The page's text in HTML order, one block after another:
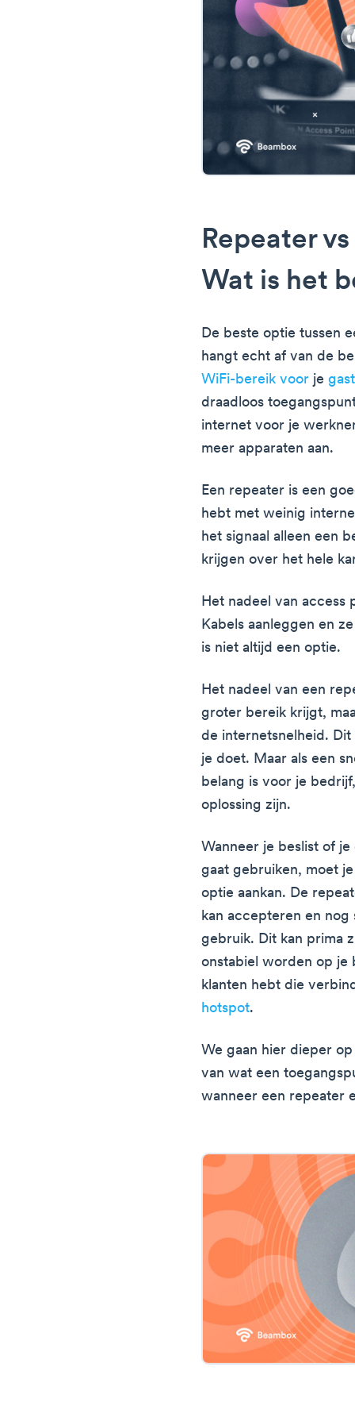
Repeater
Wat is het
De beste optie tussen
hangt echt af van de
WiFi-bereik voor je
draadloos
internet voor je
meer apparaten aan.
Een repeater is een
hebt met weinig
het signaal alleen een
krijgen over het hele
Het nadeel van access
Kabels aanleggen en
is niet altijd een optie.
Het nadeel van een
groter bereik krijgt,
de internetsnelheid.
je doet. Maar als een
belang is voor je
oplossing zijn.
Wanneer je beslist of
gaat gebruiken, moet
optie aankan. De
kan accepteren en nog
gebruik. Dit kan prima
onstabiel worden op je
klanten hebt die
hotspot.
We gaan hier dieper
van wat een
wanneer een repeater